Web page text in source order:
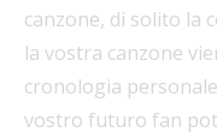
canzone, di solito la
la vostra canzone
cronologia
vostro futuro fan